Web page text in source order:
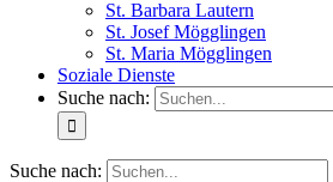
St. Barbara Lautern
St. Josef Mögglingen
St. Maria Mögglingen
Soziale Dienste
Suche nach:
Suche nach: